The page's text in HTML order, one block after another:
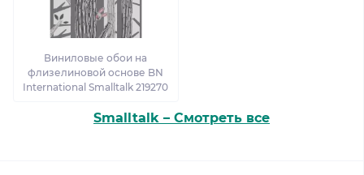
Виниловые обои на
флизелиновой основе BN
International Smalltalk 219270
Smalltalk – Смотреть все